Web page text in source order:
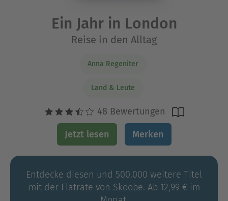
Ein Jahr in London
Reise in den Alltag
Anna Regeniter
Land & Leute
48 Bewertungen
Jetzt lesen Merken
Entdecke diesen und 500.000 weitere Titel
mit der Flatrate von Skoobe. Ab 12,99 € im